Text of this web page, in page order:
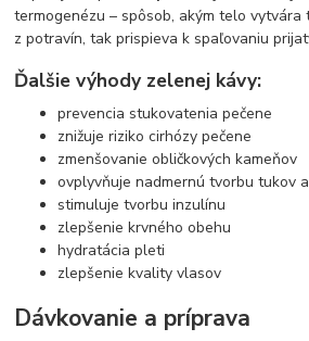
termogenézu – spôsob, akým telo vytvára
z potravín, tak prispieva k spaľovaniu
Ďalšie výhody zelenej kávy:
prevencia stukovatenia pečene
znižuje riziko cirhózy pečene
zmenšovanie obličkových kameňov
ovplyvňuje nadmernú tvorbu tukov
stimuluje tvorbu inzulínu
zlepšenie krvného obehu
hydratácia pleti
zlepšenie kvality vlasov
Dávkovanie a príprava